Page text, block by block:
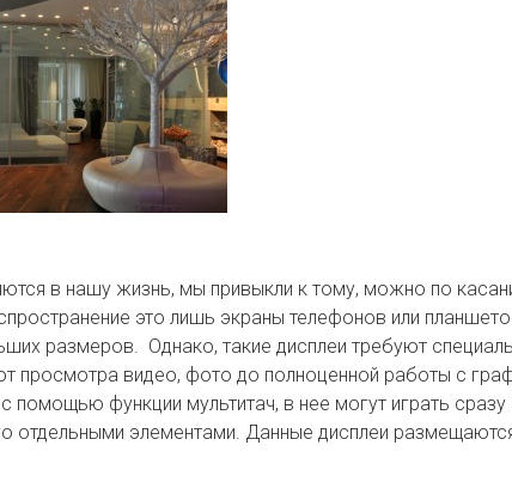
в нашу жизнь, мы привыкли к тому, можно по
это лишь экраны телефонов или
размеров. Однако, такие дисплеи требуют
просмотра видео, фото до полноценной работы с
помощью функции мультитач, в нее могут играть
элементами. Данные дисплеи